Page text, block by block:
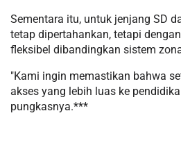
Sementara itu, untuk jenjang SD
tetap dipertahankan, tetapi
fleksibel dibandingkan sistem
"Kami ingin memastikan bahwa
akses yang lebih luas ke
pungkasnya.***